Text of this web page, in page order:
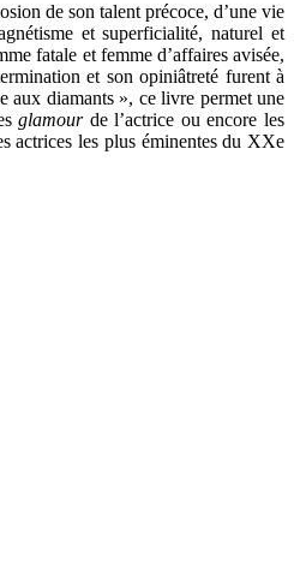
de son talent précoce, d’une vie
et superficialité, naturel et
fatale et femme d’affaires avisée,
et son opiniâtreté furent à
aux diamants », ce livre permet une
glamourde l’actrice ou encore les
actrices les plus éminentes du XXe